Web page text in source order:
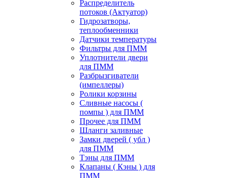
Распределитель
потоков (Актуатор)
Гидрозатворы,
теплообменники
Датчики температуры
Фильтры для ПММ
Уплотнители двери
для ПММ
Разбрызгиватели
(импеллеры)
Ролики корзины
Сливные насосы (
помпы ) для ПММ
Прочее для ПММ
Шланги заливные
Замки дверей ( убл )
для ПММ
Тэны для ПММ
Клапаны ( Кэны ) для
ПММ